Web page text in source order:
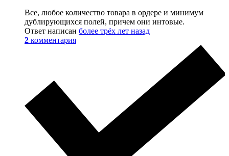
Все, любое количество товара в ордере и минимум
дублирующихся полей, причем они интовые.
Ответ написан более трёх лет назад
2 комментария